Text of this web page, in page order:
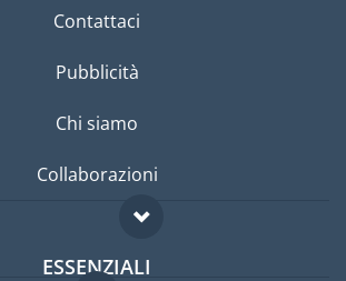
Contattaci
Pubblicità
Chi siamo
Collaborazioni
ESSENZIALI